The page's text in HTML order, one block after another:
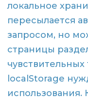
локальное
пересылается
запросом, но
страницы
localStorage